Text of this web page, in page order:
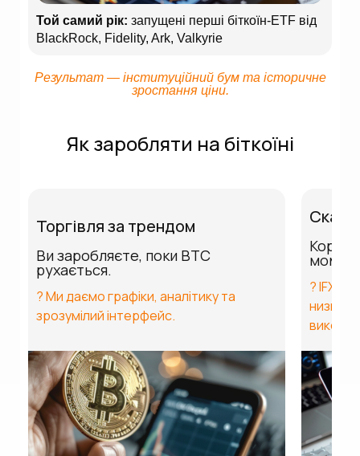
Той самий рік: запущені перші біткоїн-ETF від
BlackRock, Fidelity, Ark, Valkyrie
Результат — інституційний бум та історичне
зростання ціни.
Як заробляти на біткоїні
Торгівля за трендом
Ви заробляєте, поки BTC
рухається.
? Ми даємо графіки, аналітику та
зрозумілий інтерфейс.
?